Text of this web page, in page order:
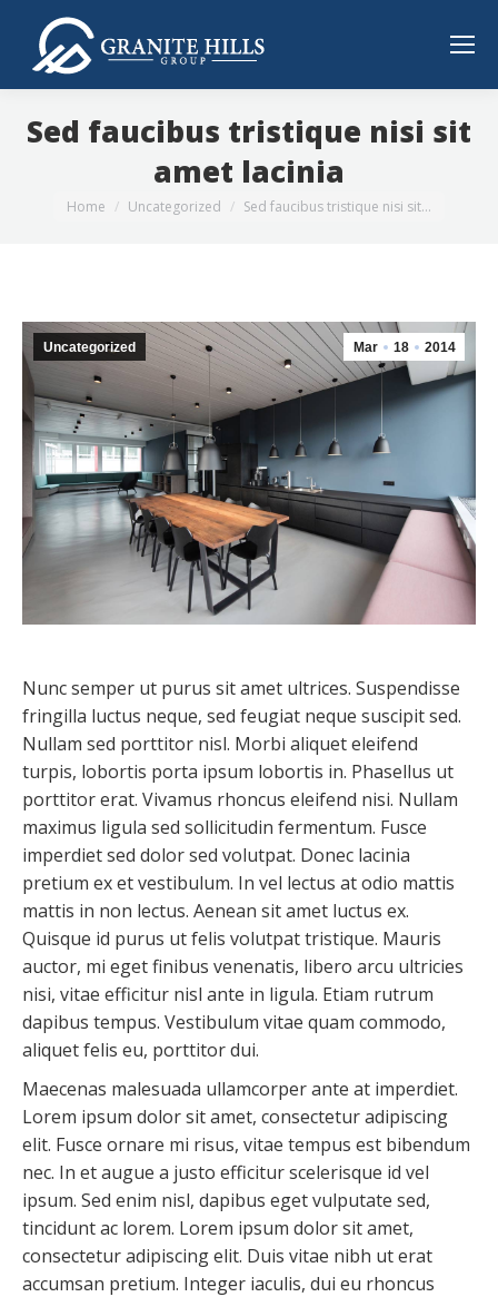
Sed faucibus tristique nisi sit
amet lacinia
You are here:
Home Uncategorized Sed faucibus tristique nisi sit…
Mar 18 2014
Uncategorized
Nunc semper ut purus sit amet ultrices. Suspendisse
fringilla luctus neque, sed feugiat neque suscipit sed.
Nullam sed porttitor nisl. Morbi aliquet eleifend
turpis, lobortis porta ipsum lobortis in. Phasellus ut
porttitor erat. Vivamus rhoncus eleifend nisi. Nullam
maximus ligula sed sollicitudin fermentum. Fusce
imperdiet sed dolor sed volutpat. Donec lacinia
pretium ex et vestibulum. In vel lectus at odio mattis
mattis in non lectus. Aenean sit amet luctus ex.
Quisque id purus ut felis volutpat tristique. Mauris
auctor, mi eget finibus venenatis, libero arcu ultricies
nisi, vitae efficitur nisl ante in ligula. Etiam rutrum
dapibus tempus. Vestibulum vitae quam commodo,
aliquet felis eu, porttitor dui.
Maecenas malesuada ullamcorper ante at imperdiet.
Lorem ipsum dolor sit amet, consectetur adipiscing
elit. Fusce ornare mi risus, vitae tempus est bibendum
nec. In et augue a justo efficitur scelerisque id vel
ipsum. Sed enim nisl, dapibus eget vulputate sed,
tincidunt ac lorem. Lorem ipsum dolor sit amet,
consectetur adipiscing elit. Duis vitae nibh ut erat
accumsan pretium. Integer iaculis, dui eu rhoncus